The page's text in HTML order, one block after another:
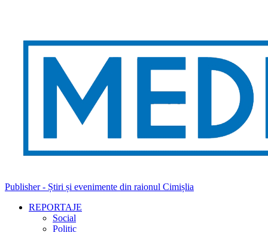
Publisher - Știri și evenimente din raionul Cimișlia
REPORTAJE
Social
Politic